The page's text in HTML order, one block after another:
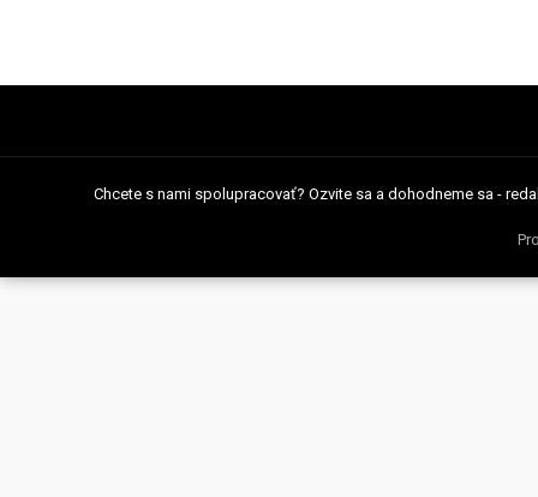
Chcete s nami spolupracovať? Ozvite sa a dohodneme sa -